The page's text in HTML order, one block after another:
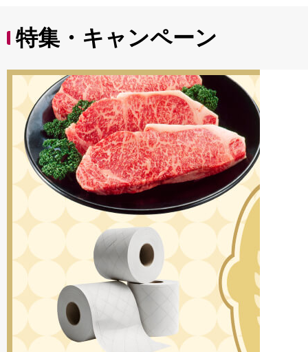
特集・キャンペーン